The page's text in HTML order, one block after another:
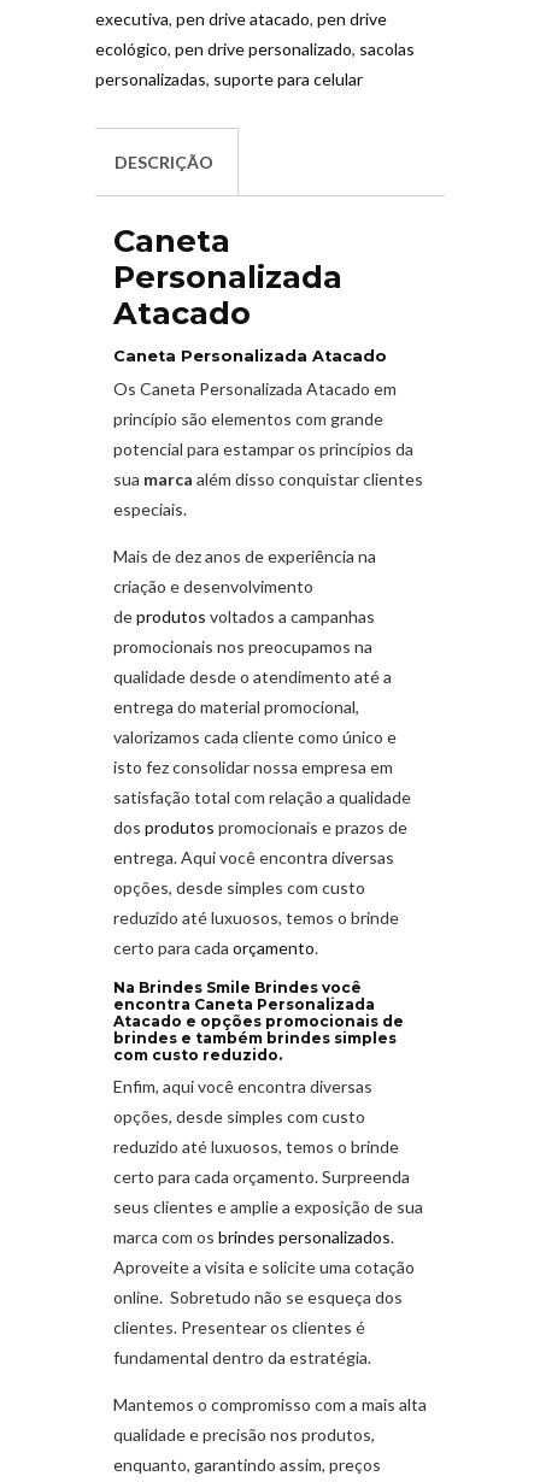
executiva, pen drive atacado, pen drive
ecológico, pen drive personalizado, sacolas
personalizadas, suporte para celular
DESCRIÇÃO
Caneta
Personalizada
Atacado
Caneta Personalizada Atacado
Os Caneta Personalizada Atacado em
princípio são elementos com grande
potencial para estampar os princípios da
sua marca além disso conquistar clientes
especiais.
Mais de dez anos de experiência na
criação e desenvolvimento
deprodutos voltados a campanhas
promocionais nos preocupamos na
qualidade desde o atendimento até a
entrega do material promocional,
valorizamos cada cliente como único e
isto fez consolidar nossa empresa em
satisfação total com relação a qualidade
dos produtos promocionais e prazos de
entrega. Aqui você encontra diversas
opções, desde simples com custo
reduzido até luxuosos, temos o brinde
certo para cada orçamento.
Na Brindes Smile Brindes você
encontra Caneta Personalizada
Atacado e opções promocionais de
brindes e também brindes simples
com custo reduzido.
Enfim, aqui você encontra diversas
opções, desde simples com custo
reduzido até luxuosos, temos o brinde
certo para cada orçamento. Surpreenda
seus clientes e amplie a exposição de sua
marca com os brindes personalizados.
Aproveite a visita e solicite uma cotação
online. Sobretudo não se esqueça dos
clientes. Presentear os clientes é
fundamental dentro da estratégia.
Mantemos o compromisso com a mais alta
qualidade e precisão nos produtos,
enquanto, garantindo assim, preços